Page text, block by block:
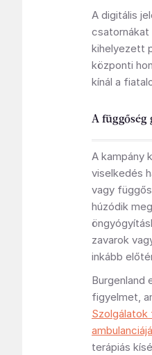
A digitális
csatornákat
kihelyezett
központi
kínál a
A függőség
A kampány
viselkedés
vagy
húzódik
zavarok
inkább
Burgenland
figyelmet,
terápiás